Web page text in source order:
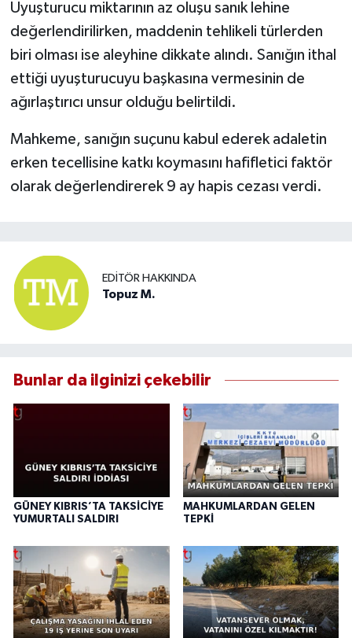
Uyuşturucu miktarının az oluşu sanık lehine
değerlendirilirken, maddenin tehlikeli türlerden
biri olması ise aleyhine dikkate alındı. Sanığın ithal
ettiği uyuşturucuyu başkasına vermesinin de
ağırlaştırıcı unsur olduğu belirtildi.
Mahkeme, sanığın suçunu kabul ederek adaletin
erken tecellisine katkı koymasını hafifletici faktör
olarak değerlendirerek 9 ay hapis cezası verdi.
EDITÖR HAKKINDA
Topuz M.
Bunlar da ilginizi çekebilir
GÜNEY KIBRIS’TA TAKSİCİYE
YUMURTALI SALDIRI
MAHKUMLARDAN GELEN
TEPKİ